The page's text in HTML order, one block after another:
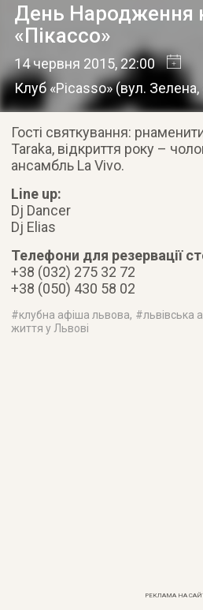
День Народження
«Пікассо»
14 червня 2015, 22:00
Клуб «Picasso»(вул. Зелена,
Гості святкування:
Taraka, відкриття року –
ансамбль La Vivo.
Line up:
Dj Dancer
Dj Elias
Телефони для резервації
+38 (032) 275 32 72
+38 (050) 430 58 02
#клубна афіша львова, #львівська
життя у Львові
РЕКЛАМА НА